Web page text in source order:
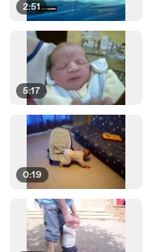
2:51
5:17
0:19